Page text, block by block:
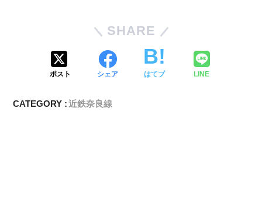
SHARE
ポスト シェア はてブ LINE
CATEGORY :近鉄奈良線